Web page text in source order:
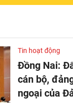
Tin hoạt động
Đồng Nai:
cán bộ,
ngoại của